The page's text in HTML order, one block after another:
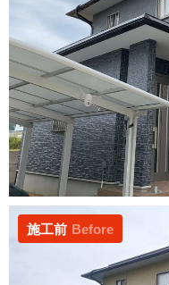
施工前 Before